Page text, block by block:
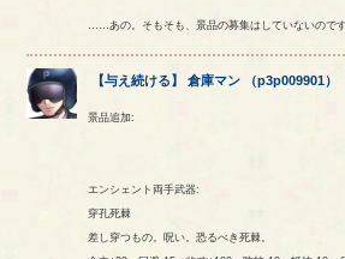
……あの。そもそも、景品の募集はしていないので
【与え続ける】倉庫マン （p3p009901）
景品追加:
エンシェント両手武器:
穿孔死棘
差し穿つもの。呪い。恐るべき死棘。